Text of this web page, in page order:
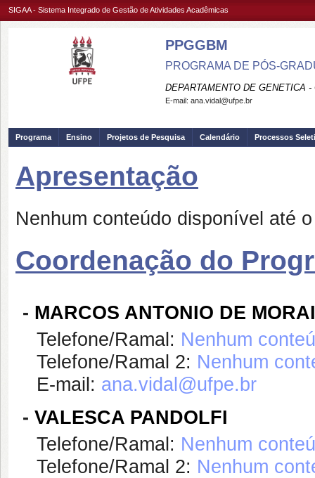
SIGAA - Sistema Integrado de Gestão de Atividades Acadêmicas
PPGGBM
PROGRAMA DE PÓS-
DEPARTAMENTO DE GENETICA -
E-mail: ana.vidal@ufpe.br
Programa Ensino Projetos de Pesquisa Calendário Processos
Apresentação
Nenhum conteúdo disponível até
Coordenação do
- MARCOS ANTONIO DE
Telefone/Ramal: Nenhum
Telefone/Ramal 2: Nenhum
E-mail: ana.vidal@ufpe.br
- VALESCA PANDOLFI
Telefone/Ramal: Nenhum
Telefone/Ramal 2: Nenhum